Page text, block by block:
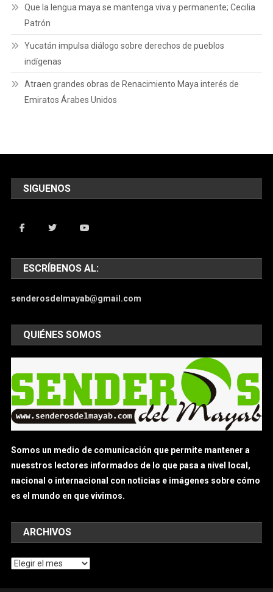
Que la lengua maya se mantenga viva y permanente; Cecilia
Patrón
Yucatán impulsa diálogo sobre derechos de pueblos
indígenas
Atraen grandes obras de Renacimiento Maya interés de
Emiratos Árabes Unidos
SIGUENOS
ESCRÍBENOS AL:
senderosdelmayab@gmail.com
QUIÉNES SOMOS
Somos un medio de comunicación que permite mantener a
nuesstros lectores informados de lo que pasa a nivel local,
nacional o internacional con noticias e imágenes sobre cómo
es el mundo en que vivimos.
ARCHIVOS
Archivos